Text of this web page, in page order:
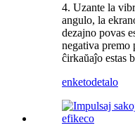
4. Uzante la
angulo, la
dezajno povas
negativa premo
ĉirkaŭaĵo estas
enketodetalo